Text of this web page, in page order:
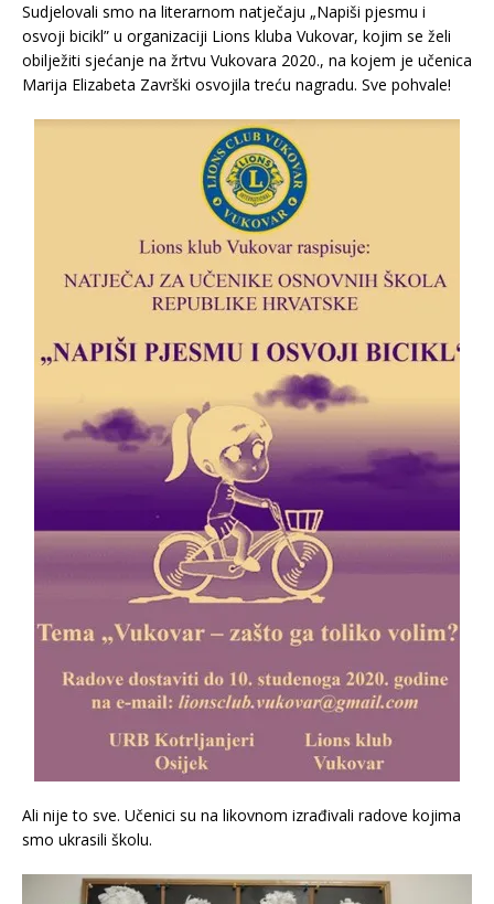
Sudjelovali smo na literarnom natječaju „Napiši pjesmu i
osvoji bicikl” u organizaciji Lions kluba Vukovar, kojim se želi
obilježiti sjećanje na žrtvu Vukovara 2020., na kojem je učenica
Marija Elizabeta Završki osvojila treću nagradu. Sve pohvale!
Ali nije to sve. Učenici su na likovnom izrađivali radove kojima
smo ukrasili školu.